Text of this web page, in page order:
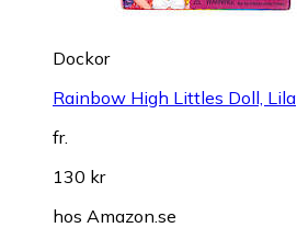
Dockor
Rainbow High Littles Doll, Lila
fr.
130 kr
hos Amazon.se